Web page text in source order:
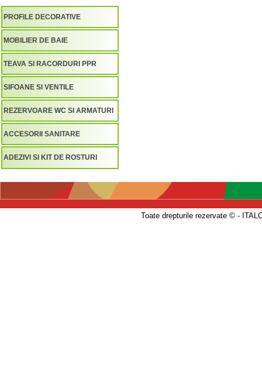
PROFILE DECORATIVE
MOBILIER DE BAIE
TEAVA SI RACORDURI PPR
SIFOANE SI VENTILE
REZERVOARE WC SI ARMATURI
ACCESORII SANITARE
ADEZIVI SI KIT DE ROSTURI
Toate drepturile rezervate © -